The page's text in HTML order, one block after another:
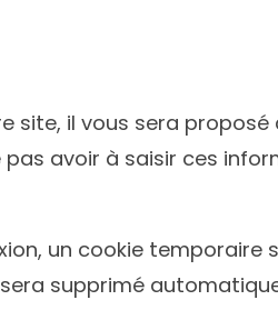
site, il vous sera
avoir à saisir ces
un cookie
supprimé